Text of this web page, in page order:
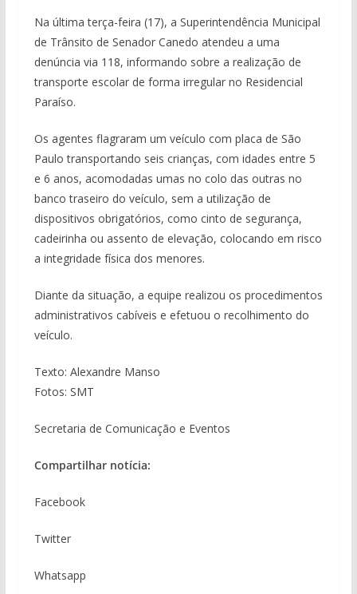
Na última terça-feira (17), a Superintendência Municipal
de Trânsito de Senador Canedo atendeu a uma
denúncia via 118, informando sobre a realização de
transporte escolar de forma irregular no Residencial
Paraíso.
Os agentes flagraram um veículo com placa de São
Paulo transportando seis crianças, com idades entre 5
e 6 anos, acomodadas umas no colo das outras no
banco traseiro do veículo, sem a utilização de
dispositivos obrigatórios, como cinto de segurança,
cadeirinha ou assento de elevação, colocando em risco
a integridade física dos menores.
Diante da situação, a equipe realizou os procedimentos
administrativos cabíveis e efetuou o recolhimento do
veículo.
Texto: Alexandre Manso
Fotos: SMT
Secretaria de Comunicação e Eventos
Compartilhar notícia:
Facebook
Twitter
Whatsapp